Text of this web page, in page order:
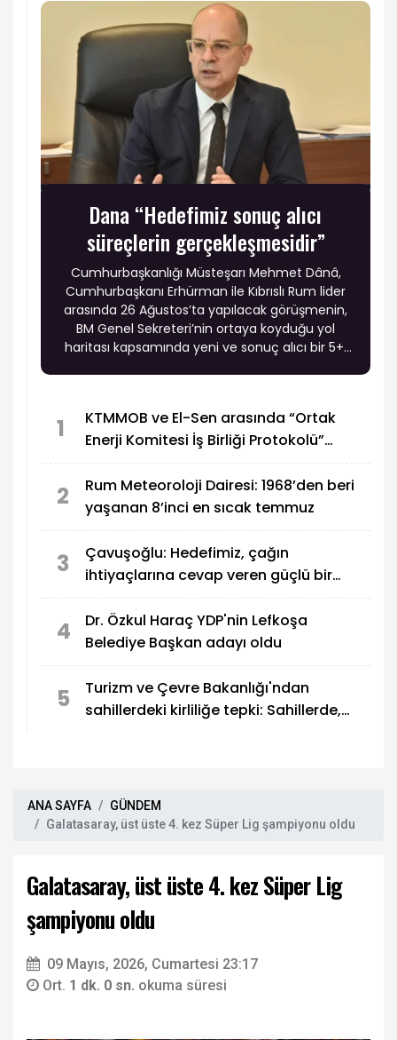
Dana “Hedefimiz sonuç alıcı
süreçlerin gerçekleşmesidir”
Cumhurbaşkanlığı Müsteşarı Mehmet Dânâ,
Cumhurbaşkanı Erhürman ile Kıbrıslı Rum lider
arasında 26 Ağustos’ta yapılacak görüşmenin,
BM Genel Sekreteri’nin ortaya koyduğu yol
haritası kapsamında yeni ve sonuç alıcı bir 5+1
1
KTMMOB ve El-Sen arasında “Ortak
Enerji Komitesi İş Birliği Protokolü”
2
Rum Meteoroloji Dairesi: 1968’den beri
yaşanan 8’inci en sıcak temmuz
3
Çavuşoğlu: Hedefimiz, çağın
ihtiyaçlarına cevap veren güçlü bir
4
Dr. Özkul Haraç YDP'nin Lefkoşa
Belediye Başkan adayı oldu
5
Turizm ve Çevre Bakanlığı'ndan
sahillerdeki kirliliğe tepki: Sahillerde,
ANA SAYFA
GÜNDEM
Galatasaray, üst üste 4. kez Süper Lig şampiyonu oldu
Galatasaray, üst üste 4. kez Süper Lig
şampiyonu oldu
09 Mayıs, 2026, Cumartesi 23:17
Ort. 1 dk. 0 sn. okuma süresi